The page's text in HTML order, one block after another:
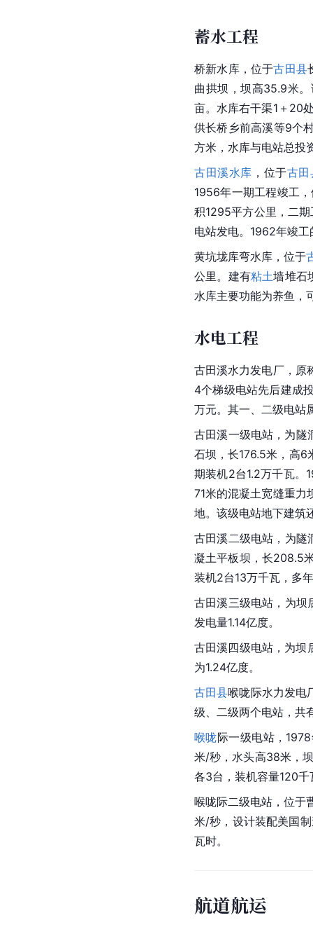
蓄水工程
桥新水库，位于古田县
曲拱坝，坝高35.9米
亩。水库右干渠1＋20
供长桥乡前高溪等9个
方米，水库与电站总投
古田溪水库 ，位于古田
1956年一期工程竣工
积1295平方公里，二
电站发电。1962年竣
黄坑垅库弯水库，位于
公里。建有粘土墙堆石
水库主要功能为养鱼，
水电工程
古田溪水力发电厂，原
4个梯级电站先后建成
万元。其一、二级电站
古田溪一级电站，为隧
石坝，长176.5米，高6
期装机2台1.2万千瓦。
71米的混凝土宽缝重力
地。该级电站地下建筑
古田溪二级电站，为隧
凝土平板坝，长208.5
装机2台13万千瓦，多
古田溪三级电站，为
发电量1.14亿度。
古田溪四级电站，为坝
为1.24亿度。
古田县喉咙际水力发电
级、二级两个电站，共
喉咙际一级电站，
米/秒，水头高38米，
各3台，装机容量120
喉咙际二级电站，位于
米/秒，设计装配美国
瓦时。
航道航运